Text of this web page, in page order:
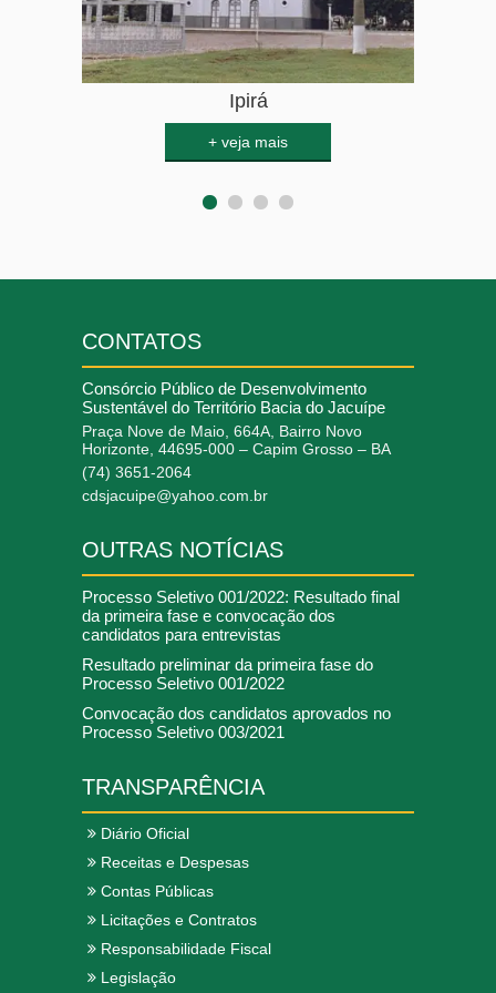
Ipirá
Quixabeira
Várzea do Poço
Várzea da Roça
CONTATOS
Consórcio Público de Desenvolvimento
Sustentável do Território Bacia do Jacuípe
Praça Nove de Maio, 664A, Bairro Novo
Horizonte, 44695-000 – Capim Grosso – BA
(74) 3651-2064
cdsjacuipe@yahoo.com.br
OUTRAS NOTÍCIAS
Processo Seletivo 001/2022: Resultado final
da primeira fase e convocação dos
candidatos para entrevistas
Resultado preliminar da primeira fase do
Processo Seletivo 001/2022
Convocação dos candidatos aprovados no
Processo Seletivo 003/2021
TRANSPARÊNCIA
Diário Oficial
Receitas e Despesas
Contas Públicas
Licitações e Contratos
Responsabilidade Fiscal
Legislação